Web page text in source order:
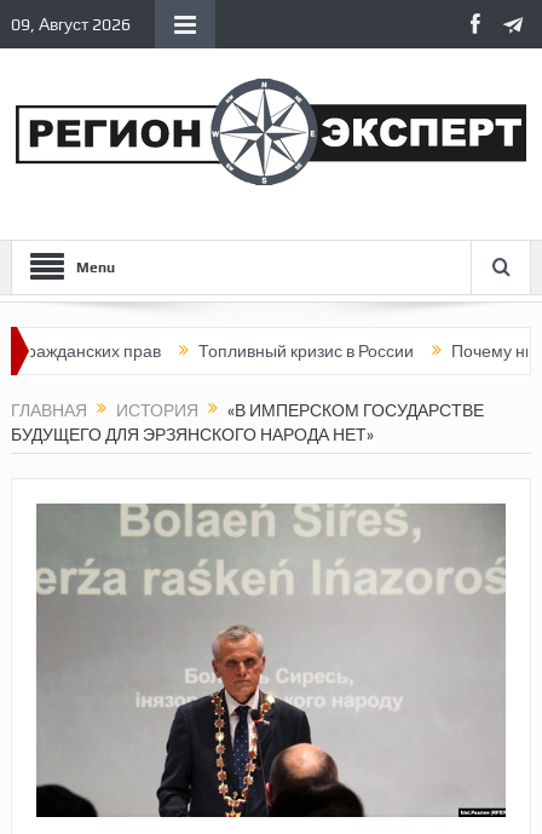
09, Август 2026
Menu
прав Топливный кризис в России Почему нынешняя
ГЛАВНАЯ ИСТОРИЯ
«В ИМПЕРСКОМ ГОСУДАРСТВЕ
БУДУЩЕГО ДЛЯ ЭРЗЯНСКОГО НАРОДА НЕТ»